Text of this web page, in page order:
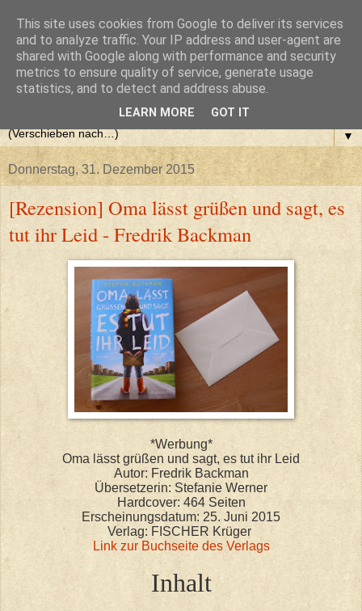
▼
Donnerstag, 31. Dezember 2015
[Rezension] Oma lässt grüßen und sagt, es
tut ihr Leid - Fredrik Backman
*Werbung*
Oma lässt grüßen und sagt, es tut ihr Leid
Autor: Fredrik Backman
Übersetzerin: Stefanie Werner
Hardcover: 464 Seiten
Erscheinungsdatum: 25. Juni 2015
Verlag: FISCHER Krüger
Link zur Buchseite des Verlags
Inhalt
This site uses cookies from Google to deliver its services
and to analyze traffic. Your IP address and user-agent are
shared with Google along with performance and security
metrics to ensure quality of service, generate usage
statistics, and to detect and address abuse.
LEARN MORE GOT IT